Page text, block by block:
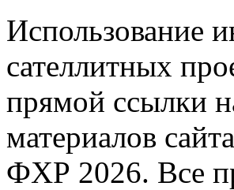
Использование
сателлитных
прямой ссылки
материалов
ФХР 2026. Все